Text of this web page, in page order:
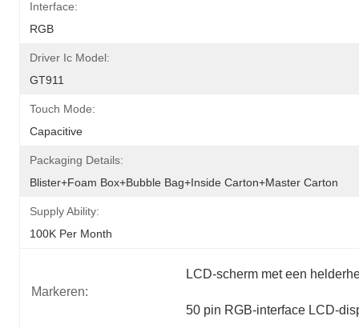
Interface:
RGB
Driver Ic Model:
GT911
Touch Mode:
Capacitive
Packaging Details:
Blister+foam Box+bubble Bag+inside Carton+master Carton
Supply Ability:
100K Per Month
Markeren:
LCD-scherm met een
50 pin RGB-interface LCD-